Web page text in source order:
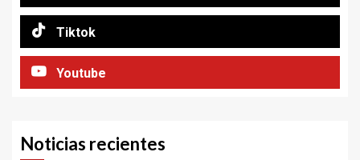
Tiktok
Youtube
Noticias recientes